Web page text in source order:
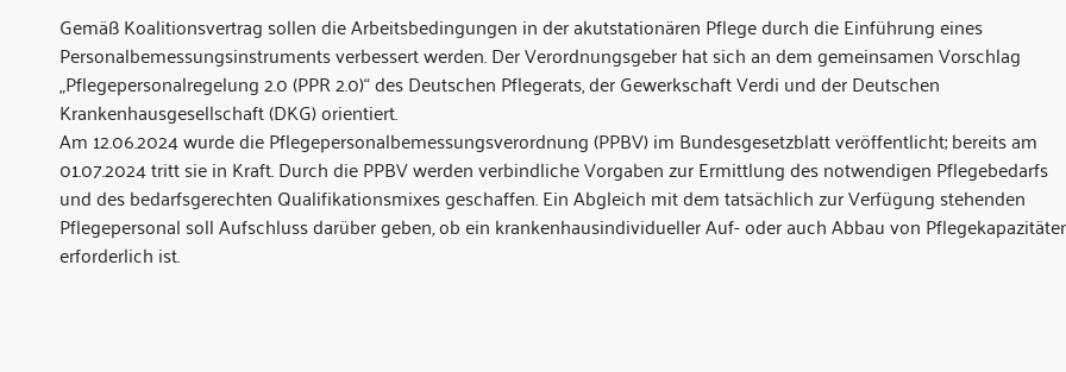
Gemäß Koalitionsvertrag sollen die Arbeitsbedingungen in der akutstationären Pflege durch die Einführung eines
Personalbemessungsinstruments verbessert werden. Der Verordnungsgeber hat sich an dem gemeinsamen Vorschlag
„Pflegepersonalregelung 2.0 (PPR 2.0)“ des Deutschen Pflegerats, der Gewerkschaft Verdi und der Deutschen
Krankenhausgesellschaft (DKG) orientiert.
Am 12.06.2024 wurde die Pflegepersonalbemessungsverordnung (PPBV) im Bundesgesetzblatt veröffentlicht; bereits am
01.07.2024 tritt sie in Kraft. Durch die PPBV werden verbindliche Vorgaben zur Ermittlung des notwendigen Pflegebedarfs
und des bedarfsgerechten Qualifikationsmixes geschaffen. Ein Abgleich mit dem tatsächlich zur Verfügung stehenden
Pflegepersonal soll Aufschluss darüber geben, ob ein krankenhausindividueller Auf- oder auch Abbau von
erforderlich ist.